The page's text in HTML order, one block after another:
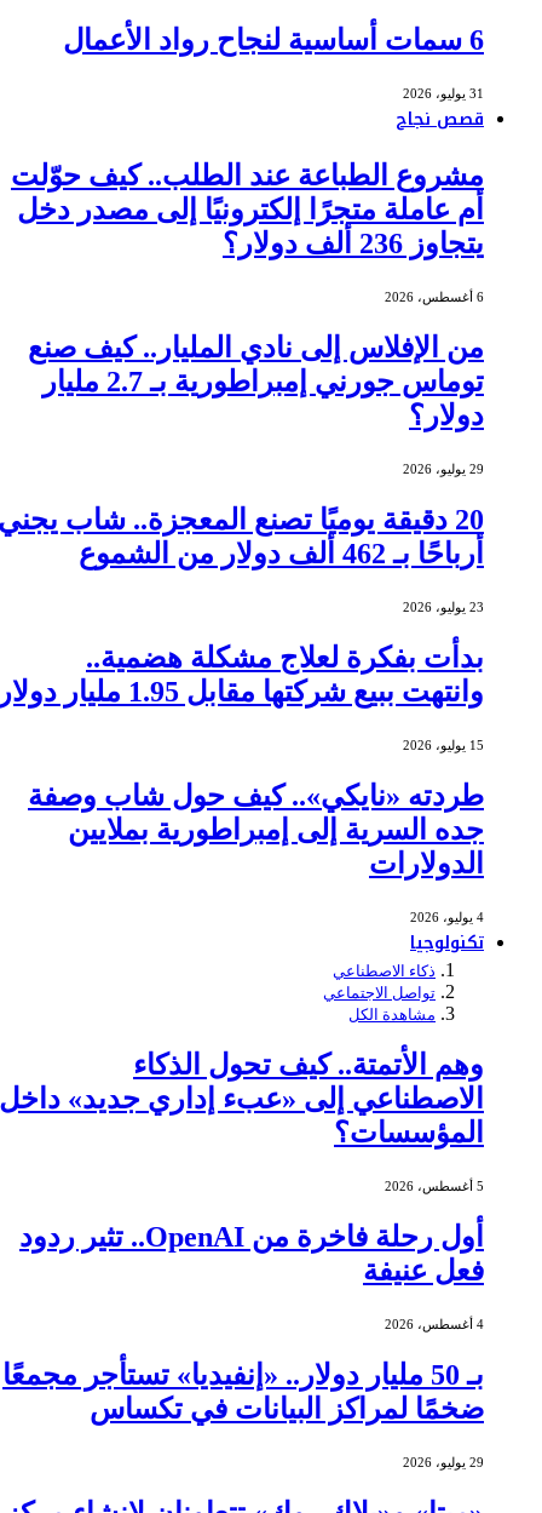
6 سمات أساسية لنجاح رواد الأعمال
31 يوليو، 2026
قصص نجاح
مشروع الطباعة عند الطلب.. كيف حوّلت
أم عاملة متجرًا إلكترونيًا إلى مصدر دخل
يتجاوز 236 ألف دولار؟
6 أغسطس، 2026
من الإفلاس إلى نادي المليار.. كيف صنع
توماس جورني إمبراطورية بـ 2.7 مليار
دولار؟
29 يوليو، 2026
20 دقيقة يوميًا تصنع المعجزة.. شاب يجني
أرباحًا بـ 462 ألف دولار من الشموع
23 يوليو، 2026
بدأت بفكرة لعلاج مشكلة هضمية..
وانتهت ببيع شركتها مقابل 1.95 مليار دولار
15 يوليو، 2026
طردته «نايكي».. كيف حول شاب وصفة
جده السرية إلى إمبراطورية بملايين
الدولارات
4 يوليو، 2026
تكنولوجيا
ذكاء الاصطناعي
تواصل الاجتماعي
مشاهدة الكل
وهم الأتمتة.. كيف تحول الذكاء
الاصطناعي إلى «عبء إداري جديد» داخل
المؤسسات؟
5 أغسطس، 2026
أول رحلة فاخرة من OpenAI.. تثير ردود
فعل عنيفة
4 أغسطس، 2026
بـ 50 مليار دولار.. «إنفيديا» تستأجر مجمعًا
ضخمًا لمراكز البيانات في تكساس
29 يوليو، 2026